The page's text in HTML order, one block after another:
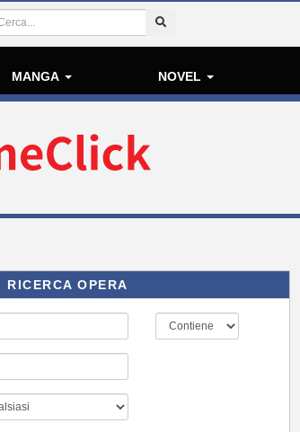
MANGA NOVEL
RICERCA OPERA